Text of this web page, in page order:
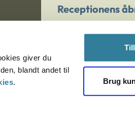
giver du
blandt andet til
. Brug
Receptionens
Er du bekymret